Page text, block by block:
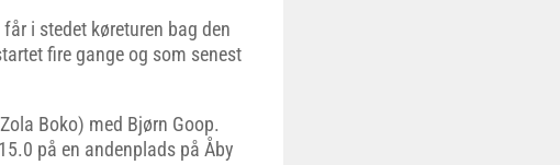
i stedet køreturen bag den
fire gange og som senest
Boko) med Bjørn Goop.
på en andenplads på Åby